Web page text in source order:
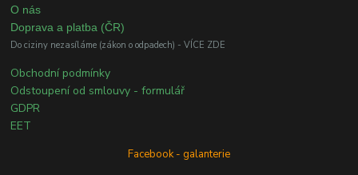
O nás
Doprava a platba (ČR)
Do ciziny nezasíláme (zákon o odpadech) - VÍCE ZDE
Obchodní podmínky
Odstoupení od smlouvy - formulář
GDPR
EET
Facebook - galanterie